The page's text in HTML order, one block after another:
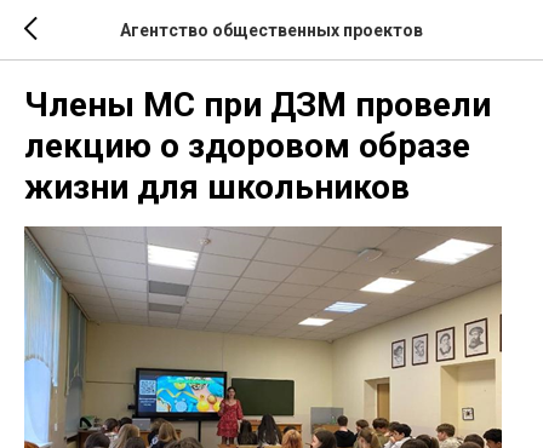
Агентство общественных проектов
Члены МС при ДЗМ провели
лекцию о здоровом образе
жизни для школьников